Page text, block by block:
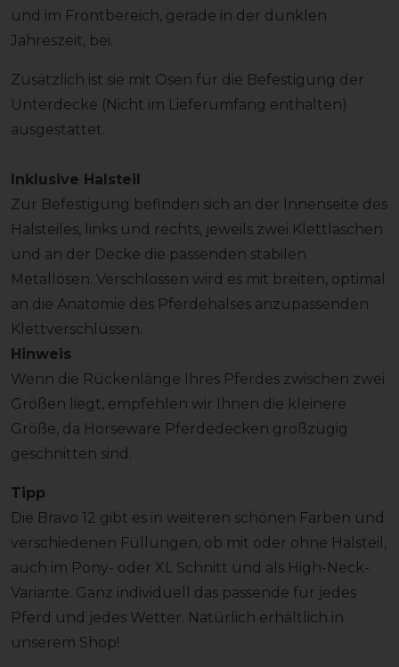
und im Frontbereich, gerade in der dunklen
Jahreszeit, bei.
Zusätzlich ist sie mit Ösen für die Befestigung der
Unterdecke (Nicht im Lieferumfang enthalten)
ausgestattet.
Inklusive Halsteil
Zur Befestigung befinden sich an der Innenseite des
Halsteiles, links und rechts, jeweils zwei Klettlaschen
und an der Decke die passenden stabilen
Metallösen. Verschlossen wird es mit breiten, optimal
an die Anatomie des Pferdehalses anzupassenden
Klettverschlüssen.
Hinweis
Wenn die Rückenlänge Ihres Pferdes zwischen zwei
Größen liegt, empfehlen wir Ihnen die kleinere
Größe, da Horseware Pferdedecken großzügig
geschnitten sind.
Tipp
Die Bravo 12 gibt es in weiteren schönen Farben und
verschiedenen Füllungen, ob mit oder ohne Halsteil,
auch im Pony- oder XL Schnitt und als High-Neck-
Variante. Ganz individuell das passende für jedes
Pferd und jedes Wetter. Natürlich erhältlich in
unserem Shop!